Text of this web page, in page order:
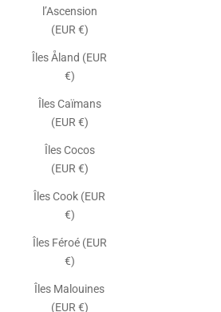
l’Ascension
(EUR €)
Îles Åland (EUR
€)
Îles Caïmans
(EUR €)
Îles Cocos
(EUR €)
Îles Cook (EUR
€)
Îles Féroé (EUR
€)
Îles Malouines
(EUR €)